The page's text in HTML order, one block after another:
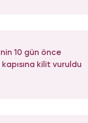
10 gün önce
kilit vuruldu